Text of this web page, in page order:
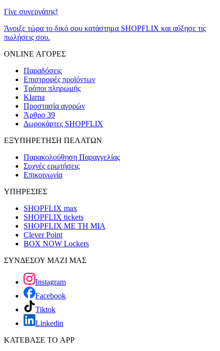
Γίνε συνεργάτης!
Άνοιξε τώρα το δικό σου κατάστημα SHOPFLIX και αύξησε τις
πωλήσεις σου.
ONLINE ΑΓΟΡΕΣ
Παραδόσεις
Επιστροφές προϊόντων
Τρόποι πληρωμής
Klarna
Προστασία αγορών
Άρθρο 39
Δωροκάρτες SHOPFLIX
ΕΞΥΠΗΡΕΤΗΣΗ ΠΕΛΑΤΩΝ
Παρακολούθηση Παραγγελίας
Συχνές ερωτήσεις
Επικοινωνία
ΥΠΗΡΕΣΙΕΣ
SHOPFLIX max
SHOPFLIX tickets
SHOPFLIX ΜΕ ΤΗ ΜΙΑ
Clever Point
BOX NOW Lockers
ΣΥΝΔΕΣΟΥ ΜΑΖΙ ΜΑΣ
Instagram
Facebook
Tiktok
Linkedin
ΚΑΤΕΒΑΣΕ ΤΟ APP